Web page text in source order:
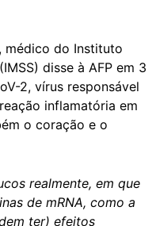
, médico do Instituto
disse à AFP em 3
2, vírus responsável
inflamatória em
o coração e o
realmente, em que
de mRNA, como a
ter) efeitos